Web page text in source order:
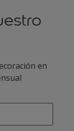
en